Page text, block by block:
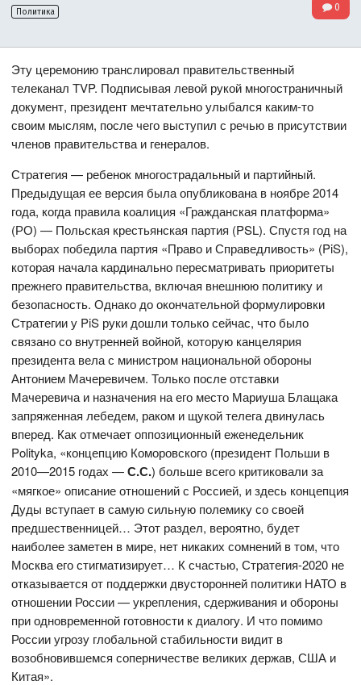
Политика 0
Эту церемонию транслировал правительственный
телеканал TVP. Подписывая левой рукой многостраничный
документ, президент мечтательно улыбался каким-то
своим мыслям, после чего выступил с речью в присутствии
членов правительства и генералов.
Стратегия — ребенок многострадальный и партийный.
Предыдущая ее версия была опубликована в ноябре 2014
года, когда правила коалиция «Гражданская платформа»
(РО) — Польская крестьянская партия (PSL). Спустя год на
выборах победила партия «Право и Справедливость» (PiS),
которая начала кардинально пересматривать приоритеты
прежнего правительства, включая внешнюю политику и
безопасность. Однако до окончательной формулировки
Стратегии у PiS руки дошли только сейчас, что было
связано со внутренней войной, которую канцелярия
президента вела с министром национальной обороны
Антонием Мачеревичем. Только после отставки
Мачеревича и назначения на его место Мариуша Блащака
запряженная лебедем, раком и щукой телега двинулась
вперед. Как отмечает оппозиционный еженедельник
Polityka, «концепцию Коморовского (президент Польши в
2010—2015 годах —С.С.) больше всего критиковали за
«мягкое» описание отношений с Россией, и здесь концепция
Дуды вступает в самую сильную полемику со своей
предшественницей… Этот раздел, вероятно, будет
наиболее заметен в мире, нет никаких сомнений в том, что
Москва его стигматизирует… К счастью, Стратегия-2020 не
отказывается от поддержки двусторонней политики НАТО в
отношении России — укрепления, сдерживания и обороны
при одновременной готовности к диалогу. И что помимо
России угрозу глобальной стабильности видит в
возобновившемся соперничестве великих держав, США и
Китая».